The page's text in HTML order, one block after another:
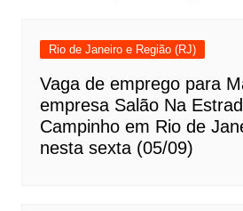
Rio de Janeiro e Região (RJ)
Vaga de emprego para
empresa Salão Na
Campinho em Rio de
nesta sexta (05/09)